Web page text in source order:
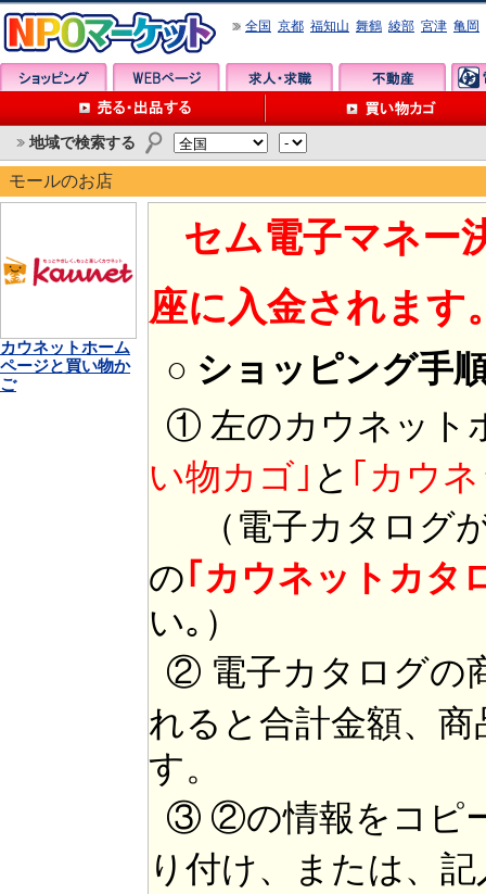
全国 京都 福知山 舞鶴 綾部 宮津 亀岡
地域で検索する
モールのお店
カウネットホーム
ページと買い物か
ご
セム電子マネー
座に入金されます
○ ショッピング手
① 左のカウネット
い物カゴ｣ と ｢カウ
（電子カタログ
の｢カウネットカタ
い｡）
② 電子カタログの
れると合計金額、
す。
③ ②の情報をコピ
り付け、または、